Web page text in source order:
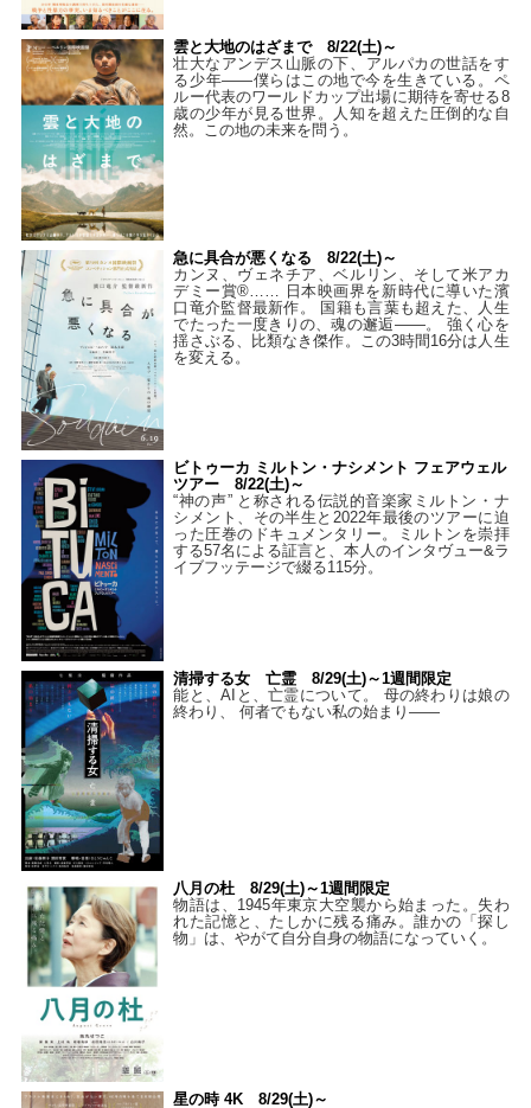
雲と大地のはざまで 8/22(土)～
壮大なアンデス山脈の下、アルパカの世話をす
る少年――僕らはこの地で今を生きている。ペ
ルー代表のワールドカップ出場に期待を寄せる8
歳の少年が見る世界。人知を超えた圧倒的な自
然。この地の未来を問う。
急に具合が悪くなる 8/22(土)～
カンヌ、ヴェネチア、ベルリン、そして米アカ
デミー賞®…… 日本映画界を新時代に導いた濱
口竜介監督最新作。 国籍も言葉も超えた、人生
でたった一度きりの、魂の邂逅――。 強く心を
揺さぶる、比類なき傑作。この3時間16分は人生
を変える。
ビトゥーカ ミルトン・ナシメント フェアウェル
ツアー 8/22(土)～
“神の声” と称される伝説的音楽家ミルトン・ナ
シメント、その半生と2022年最後のツアーに迫
った圧巻のドキュメンタリー。ミルトンを崇拝
する57名による証言と、本人のインタヴュー&ラ
イブフッテージで綴る115分。
清掃する女 亡霊 8/29(土)～1週間限定
能と、AIと、亡霊について。 母の終わりは娘の
終わり、 何者でもない私の始まり――
八月の杜 8/29(土)～1週間限定
物語は、1945年東京大空襲から始まった。失わ
れた記憶と、たしかに残る痛み。誰かの「探し
物」は、やがて自分自身の物語になっていく。
星の時 4K 8/29(土)～